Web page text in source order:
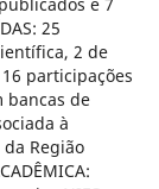
25
2 de
16 participações
bancas de
à
da Região